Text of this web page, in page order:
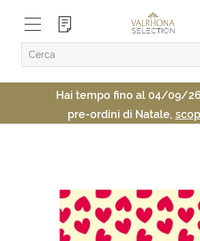
Hai tempo fino al 04/09/
pre-ordini di Natale,